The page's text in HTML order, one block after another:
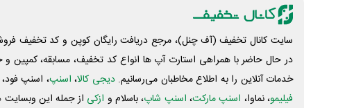
سایت کانال تخفیف (آف چنل)، مرجع دریافت رایگان کوپن و کد تخفیف
در حال حاضر با همراهی استارت آپ ها انواع کد تخفیف، مسابقه، کمپین و
خدمات آنلاین را به اطلاع مخاطبان می‌رسانیم. دیجی کالا، اسنپ، اسنپ فود،
فیلیمو، نماوا، اسنپ مارکت، اسنپ شاپ، باسلام و ازکی از جمله این وبسایت